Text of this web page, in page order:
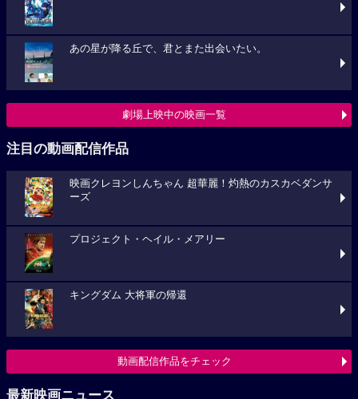
あの星が降る丘で、君とまた出会いたい。
劇場上映中の映画一覧
注目の動画配信作品
映画クレヨンしんちゃん 超華麗！灼熱のカスカベダンサ
ーズ
プロジェクト・ヘイル・メアリー
キングダム 大将軍の帰還
動画配信作品をチェック
最新映画ニュース